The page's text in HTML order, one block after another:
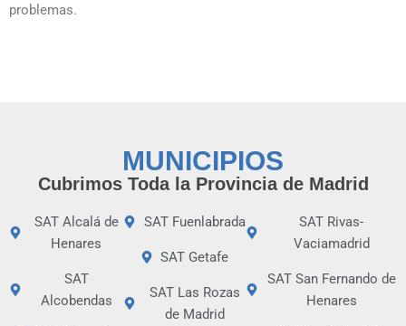
problemas.
MUNICIPIOS
Cubrimos Toda la Provincia de Madrid
SAT Alcalá de
Henares
SAT
Alcobendas
SAT Fuenlabrada
SAT Getafe
SAT Las Rozas
de Madrid
SAT Rivas-
Vaciamadrid
SAT San Fernando de
Henares